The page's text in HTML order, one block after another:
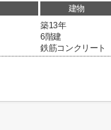
建物
築13年
6階建
鉄筋コンクリート